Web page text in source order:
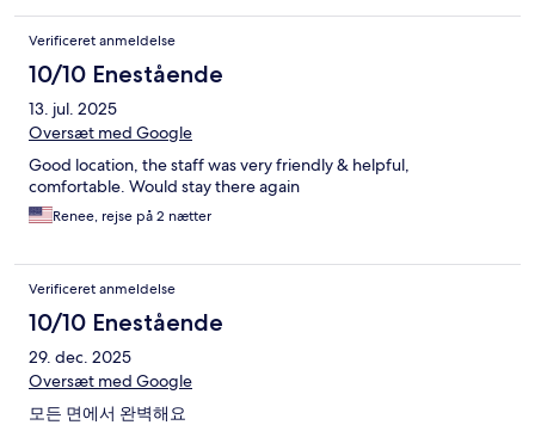
Verificeret anmeldelse
10/10 Enestående
13. jul. 2025
Oversæt med Google
Good location, the staff was very friendly & helpful,
comfortable. Would stay there again
Renee, rejse på 2 nætter
Verificeret anmeldelse
10/10 Enestående
29. dec. 2025
Oversæt med Google
모든 면에서 완벽해요